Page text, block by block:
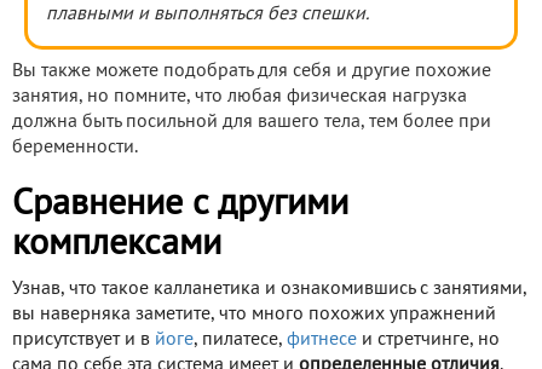
плавными и выполняться без спешки.
Вы также можете подобрать для себя и другие похожие
занятия, но помните, что любая физическая нагрузка
должна быть посильной для вашего тела, тем более при
беременности.
Сравнение с другими
комплексами
Узнав, что такое калланетика и ознакомившись с занятиями,
вы наверняка заметите, что много похожих упражнений
присутствует и в йоге, пилатесе, фитнесе и стретчинге, но
сама по себе эта система имеет и определенные отличия.